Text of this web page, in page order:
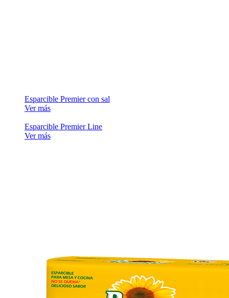
Esparcible Premier con sal
Ver más
Esparcible Premier Line
Ver más